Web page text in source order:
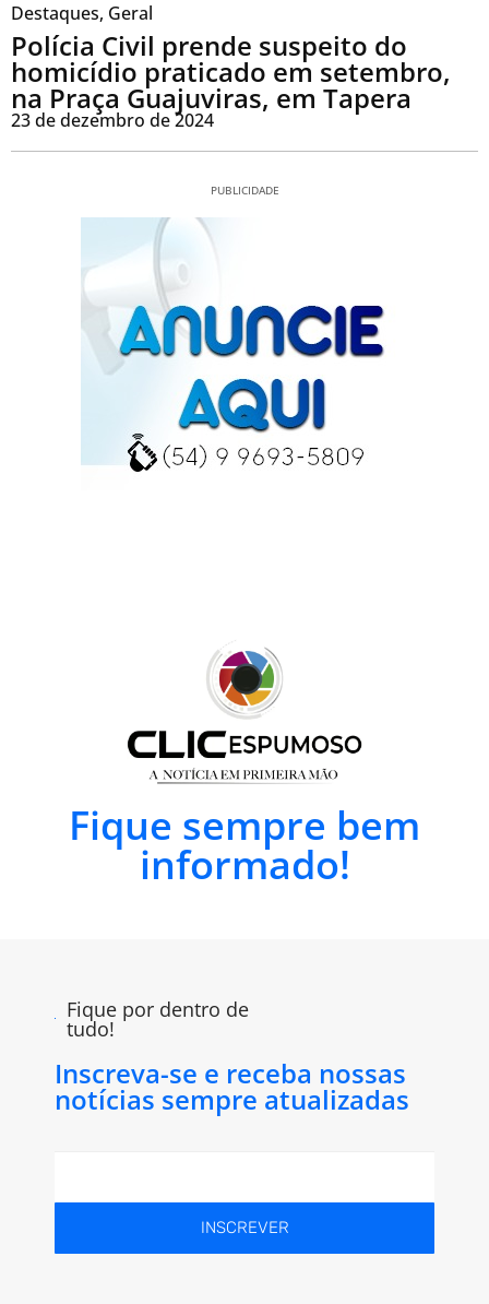
Destaques, Geral
Polícia Civil prende suspeito do
homicídio praticado em setembro,
na Praça Guajuviras, em Tapera
23 de dezembro de 2024
PUBLICIDADE
Fique sempre bem
informado!
Fique por dentro de
tudo!
Inscreva-se e receba nossas
notícias sempre atualizadas
INSCREVER